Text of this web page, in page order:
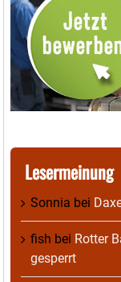
Lesermeinung
Sonnia bei
fish bei Rotter
gesperrt